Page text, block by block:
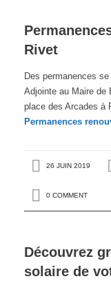
Rivet
Des permanences
Adjointe au Maire de
place des Arcades
Permanences
26 JUIN 2019
0 COMMENT
Découvrez
solaire de